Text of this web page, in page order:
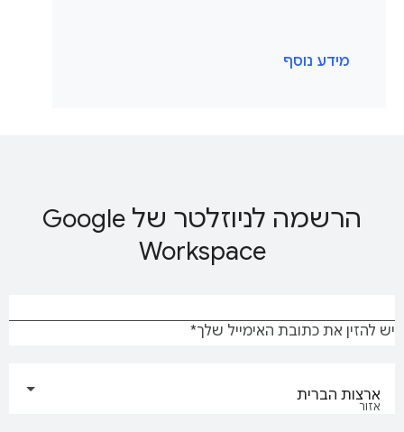
מידע נוסף
הרשמה לניוזלטר של Google
Workspace
יש להזין את כתובת האימייל שלך
אזור
ארצות הברית